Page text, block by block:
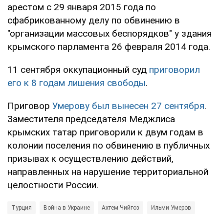
арестом с 29 января 2015 года по
сфабрикованному делу по обвинению в
"организации массовых беспорядков" у здания
крымского парламента 26 февраля 2014 года.
11 сентября оккупационный суд приговорил
его к 8 годам лишения свободы.
Приговор Умерову был вынесен 27 сентября.
Заместителя председателя Меджлиса
крымских татар приговорили к двум годам в
колонии поселения по обвинению в публичных
призывах к осуществлению действий,
направленных на нарушение территориальной
целостности России.
Турция Война в Украине Ахтем Чийгоз Ильми Умеров